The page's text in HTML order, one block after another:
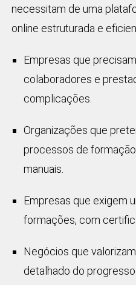
necessitam de uma
online estruturada e
Empresas que
colaboradores e
complicações.
Organizações que
processos de
manuais.
Empresas que exigem
formações, com
Negócios que
detalhado do